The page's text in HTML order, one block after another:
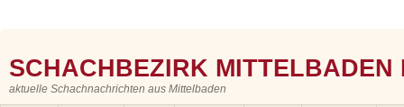
SCHACHBEZIRK MITTELBADEN
aktuelle Schachnachrichten aus Mittelbaden